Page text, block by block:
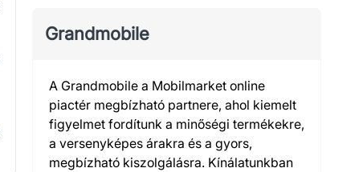
Grandmobile
A Grandmobile a Mobilmarket online
piactér megbízható partnere, ahol kiemelt
figyelmet fordítunk a minőségi termékekre,
a versenyképes árakra és a gyors,
megbízható kiszolgálásra. Kínálatunkban